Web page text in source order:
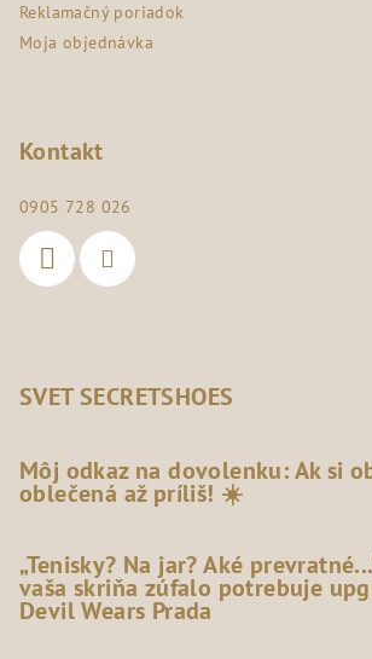
Reklamačný poriadok
Moja objednávka
Kontakt
0905 728 026
SVET SECRETSHOES
Môj odkaz na dovolenku: Ak si
oblečená až príliš! ☀️
„Tenisky? Na jar? Aké
vaša skriňa zúfalo potrebuje
Devil Wears Prada